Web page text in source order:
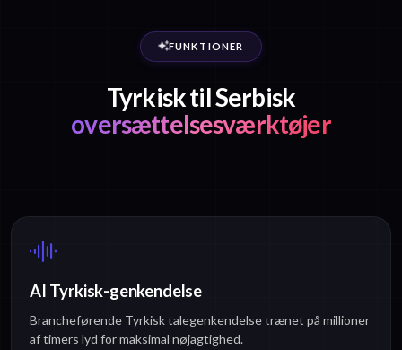
FUNKTIONER
Tyrkisk til Serbisk
oversættelsesværktøjer
AI Tyrkisk-genkendelse
Brancheførende Tyrkisk talegenkendelse trænet på millioner
af timers lyd for maksimal nøjagtighed.